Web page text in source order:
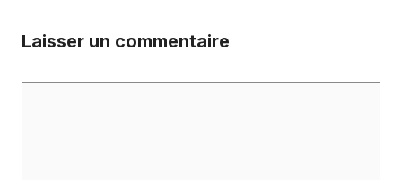
Laisser un commentaire